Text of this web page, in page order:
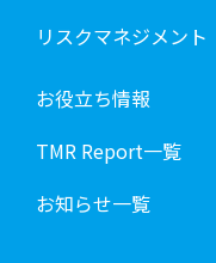
リスクマネジメント
お役立ち情報
TMR Report一覧
お知らせ一覧